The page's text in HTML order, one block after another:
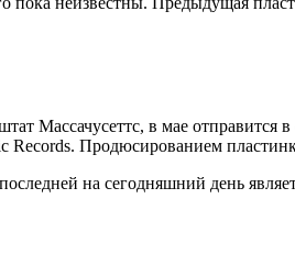
Массачусеттс, в мае
Records. Продюсированием
на сегодняшний день